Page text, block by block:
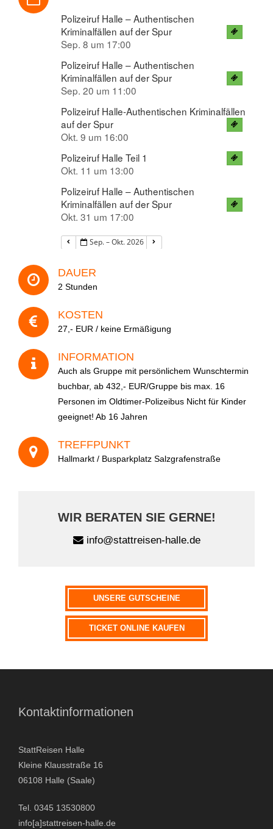
Anzahl der Personen
Wie sind Sie auf uns aufmerksam geworden?
A
t
e
r
i
v
e
Polizeiruf Halle – Authentischen
Kriminalfällen auf der Spur
Sep. 8 um 17:00
Polizeiruf Halle – Authentischen
Kriminalfällen auf der Spur
Sep. 20 um 11:00
Polizeiruf Halle-Authentischen Kriminalfällen
auf der Spur
Okt. 9 um 16:00
Polizeiruf Halle Teil 1
Okt. 11 um 13:00
Polizeiruf Halle – Authentischen
Kriminalfällen auf der Spur
Okt. 31 um 17:00
Sep. – Okt. 2026
DAUER
2 Stunden
KOSTEN
27,- EUR / keine Ermäßigung
INFORMATION
Auch als Gruppe mit persönlichem Wunschtermin
buchbar, ab 432,- EUR/Gruppe bis max. 16
Personen im Oldtimer-Polizeibus Nicht für Kinder
geeignet! Ab 16 Jahren
TREFFPUNKT
Hallmarkt / Busparkplatz Salzgrafenstraße
WIR BERATEN SIE GERNE!
info@stattreisen-halle.de
UNSERE GUTSCHEINE
TICKET ONLINE KAUFEN
Kontaktinformationen
StattReisen Halle
Kleine Klausstraße 16
06108 Halle (Saale)
Tel. 0345 13530800
info[a]stattreisen-halle.de